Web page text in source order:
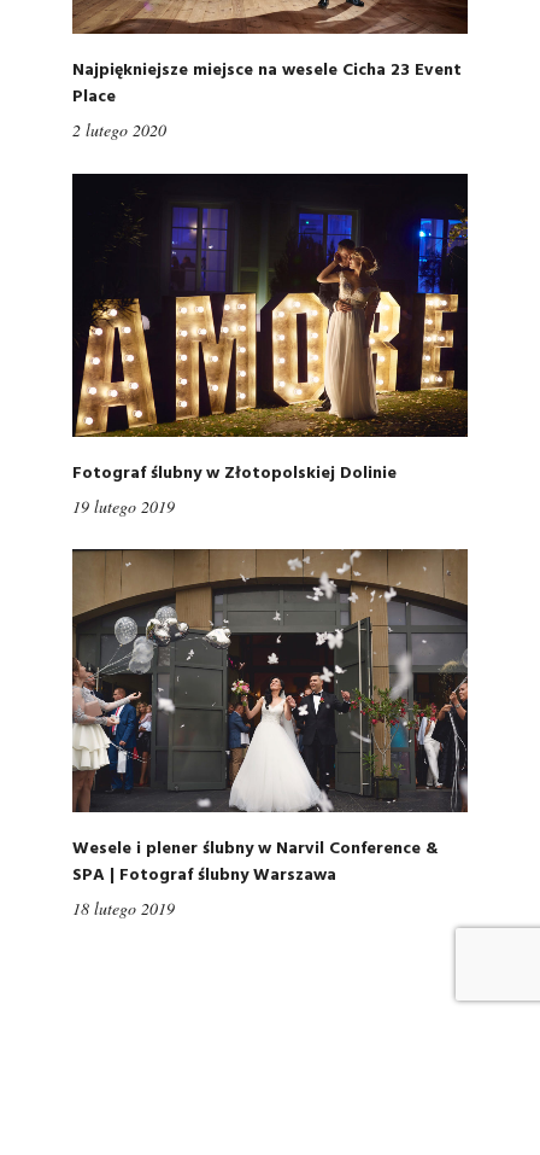
Najpiękniejsze miejsce na wesele Cicha 23 Event
Place
2 lutego 2020
Fotograf ślubny w Złotopolskiej Dolinie
19 lutego 2019
Wesele i plener ślubny w Narvil Conference &
SPA | Fotograf ślubny Warszawa
18 lutego 2019